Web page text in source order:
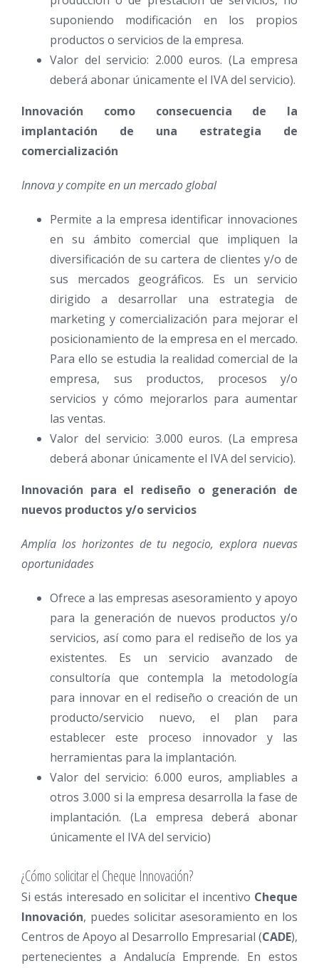
suponiendo modificación en los propios
productos o servicios de la empresa.
Valor del servicio: 2.000 euros. (La empresa
deberá abonar únicamente el IVA del servicio).
Innovación como consecuencia de la
implantación de una estrategia de
comercialización
Innova y compite en un mercado global
Permite a la empresa identificar innovaciones
en su ámbito comercial que impliquen la
diversificación de su cartera de clientes y/o de
sus mercados geográficos. Es un servicio
dirigido a desarrollar una estrategia de
marketing y comercialización para mejorar el
posicionamiento de la empresa en el mercado.
Para ello se estudia la realidad comercial de la
empresa, sus productos, procesos y/o
servicios y cómo mejorarlos para aumentar
las ventas.
Valor del servicio: 3.000 euros. (La empresa
deberá abonar únicamente el IVA del servicio).
Innovación para el rediseño o generación de
nuevos productos y/o servicios
Amplía los horizontes de tu negocio, explora nuevas
oportunidades
Ofrece a las empresas asesoramiento y apoyo
para la generación de nuevos productos y/o
servicios, así como para el rediseño de los ya
existentes. Es un servicio avanzado de
consultoría que contempla la metodología
para innovar en el rediseño o creación de un
producto/servicio nuevo, el plan para
establecer este proceso innovador y las
herramientas para la implantación.
Valor del servicio: 6.000 euros, ampliables a
otros 3.000 si la empresa desarrolla la fase de
implantación. (La empresa deberá abonar
únicamente el IVA del servicio)
¿Cómo solicitar el Cheque Innovación?
Si estás interesado en solicitar el incentivo Cheque
Innovación, puedes solicitar asesoramiento en los
Centros de Apoyo al Desarrollo Empresarial (CADE),
pertenecientes a Andalucía Emprende. En estos